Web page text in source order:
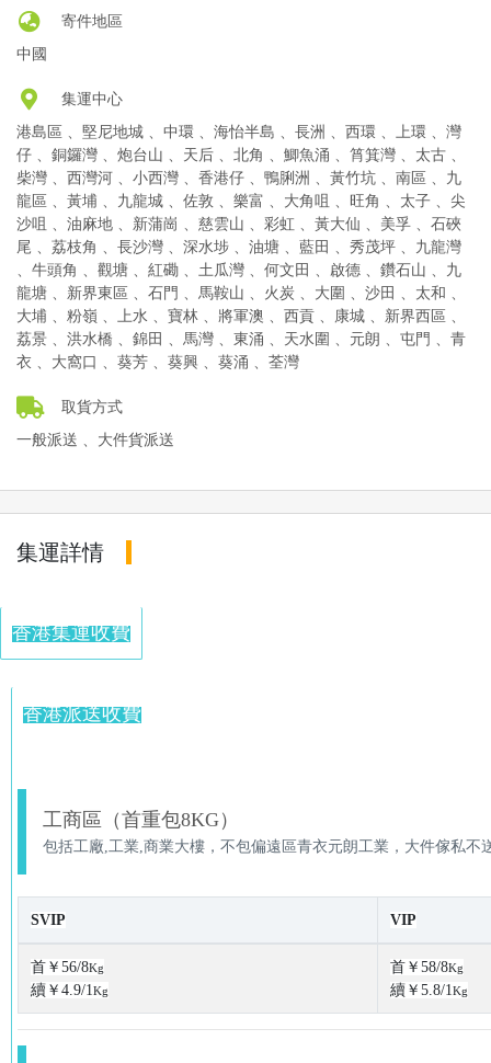
寄件地區
中國
集運中心
港島區 、堅尼地城 、中環 、海怡半島 、長洲 、西環 、上環 、灣
仔 、銅鑼灣 、炮台山 、天后 、北角 、鯽魚涌 、筲箕灣 、太古 、
柴灣 、西灣河 、小西灣 、香港仔 、鴨脷洲 、黃竹坑 、南區 、九
龍區 、黃埔 、九龍城 、佐敦 、樂富 、大角咀 、旺角 、太子 、尖
沙咀 、油麻地 、新蒲崗 、慈雲山 、彩虹 、黃大仙 、美孚 、石硤
尾 、荔枝角 、長沙灣 、深水埗 、油塘 、藍田 、秀茂坪 、九龍灣
、牛頭角 、觀塘 、紅磡 、土瓜灣 、何文田 、啟德 、鑽石山 、九
龍塘 、新界東區 、石門 、馬鞍山 、火炭 、大圍 、沙田 、太和 、
大埔 、粉嶺 、上水 、寶林 、將軍澳 、西貢 、康城 、新界西區 、
荔景 、洪水橋 、錦田 、馬灣 、東涌 、天水圍 、元朗 、屯門 、青
衣 、大窩口 、葵芳 、葵興 、葵涌 、荃灣
取貨方式
一般派送 、大件貨派送
集運詳情
香港集運收費
香港派送收費
工商區（首重包8KG）
包括工廠,工業,商業大樓，不包偏遠區青衣元朗工業，大件傢私
SVIP VIP
首￥56/8Kg
續￥4.9/1Kg
首￥58/8Kg
續￥5.8/1Kg